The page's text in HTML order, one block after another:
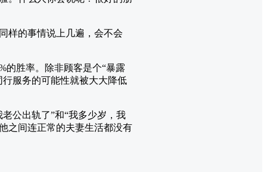
样的事情说上几遍，会不会
的胜率。除非顾客是个“暴露
服务的可能性就被大大降低
公出轨了”和“我多少岁，我
之间连正常的夫妻生活都没有